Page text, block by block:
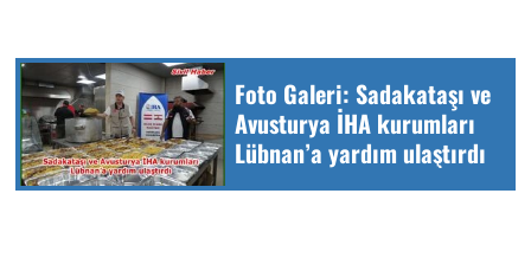
Foto Galeri: Sadakataşı ve
Avusturya İHA kurumları
Lübnan’a yardım ulaştırdı